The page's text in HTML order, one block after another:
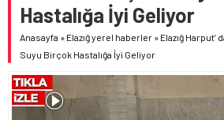
55,1881
Hastalığa İyi Geliyor
Anasayfa » Elazığ yerel haberler » Elazığ Harput’
Suyu Birçok Hastalığa İyi Geliyor